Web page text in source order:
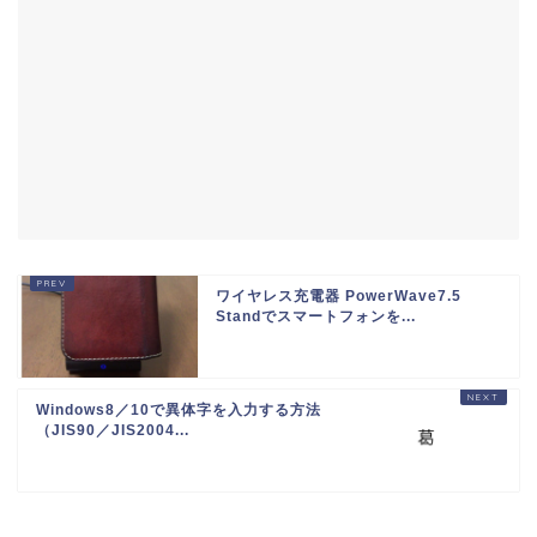
ワイヤレス充電器 PowerWave7.5
Standでスマートフォンを...
Windows8／10で異体字を入力する方法
（JIS90／JIS2004...